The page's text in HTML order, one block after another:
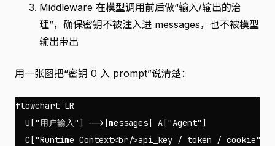
Middleware 在模型调用前后做“输入/输出的治
理”，确保密钥不被注入进 messages，也不被模型
输出带出
用一张图把“密钥 0 入 prompt”说清楚：
flowchart LR
  U["用户输入"] -->|messages| A["Agent"]
C["Runtime Context<br/>api_key / token / cookie"]